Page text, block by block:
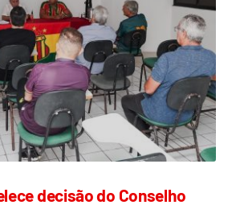
decisão do Conselho